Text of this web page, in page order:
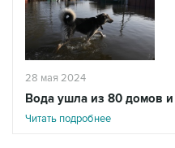
28 мая 2024
Вода ушла из 80 домов и
Читать подробнее